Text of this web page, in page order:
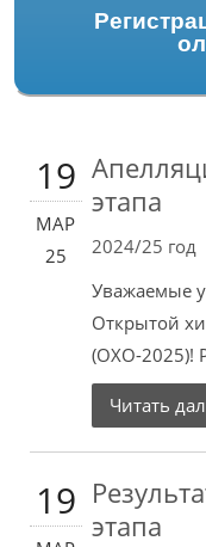
19
МАР
25
этапа
2024/25 год
Уважаемые
Открытой
(ОХО-2025)!
Читать
19
этапа